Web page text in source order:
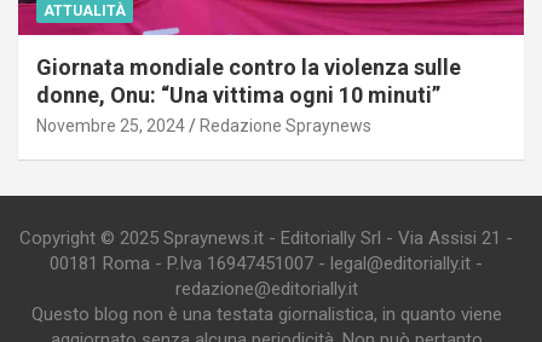
ATTUALITÀ
Giornata mondiale contro la violenza sulle
donne, Onu: “Una vittima ogni 10 minuti”
Novembre 25, 2024 Redazione Spraynews
Copyright © 2025 Spraynews.it - Editorially Srl - Via Assisi 21 -
00181 Roma - P.Iva 16947451007 - legal@editorially.it -
redazione@editorially.it
Questo blog non è una testata giornalistica, in quanto viene